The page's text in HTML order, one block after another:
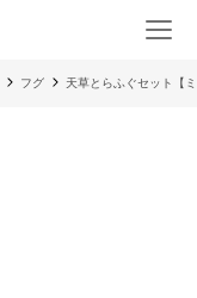
フグ 天草とらふぐセット【